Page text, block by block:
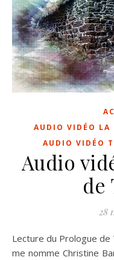
AUDIO VIDÉO LA
AUDIO VIDÉO
Audio
de
28
Lecture du Prologue de Thanäos Bonjour à toi, Lecteur, je
me nomme Christine